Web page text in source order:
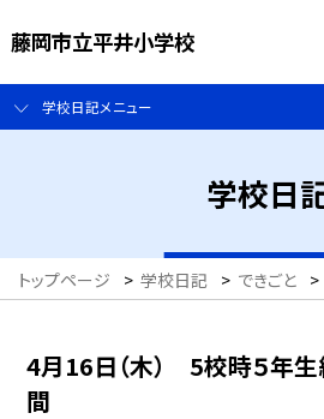
藤岡市立平井小学校
学校日記メニュー
学校日
トップページ > 学校日記 > できごと >
4月16日（木） 5校時５年
間